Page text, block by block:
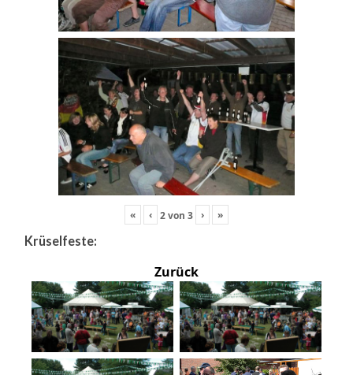
« ‹ 2von 3 › »
Krüselfeste:
Zurück